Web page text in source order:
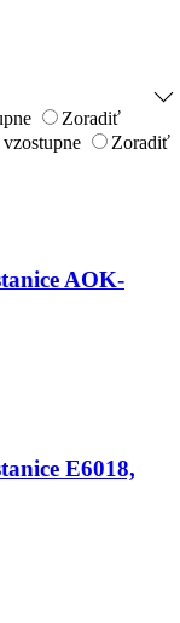
Zoradiť
Zoradiť
AOK-
E6018,